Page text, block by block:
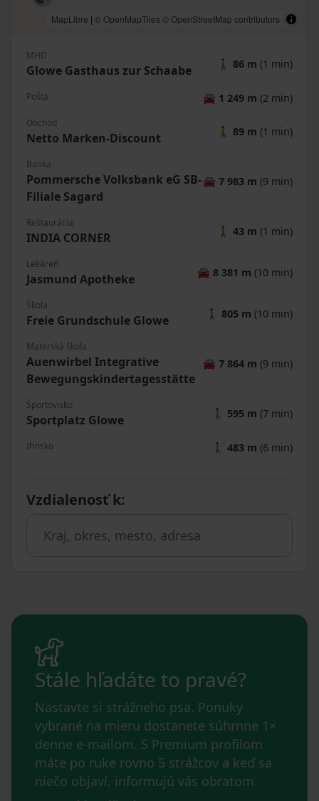
MapLibre | © OpenMapTiles © OpenStreetMap contributors
MHD
Glowe Gasthaus zur Schaabe 🚶 86 m (1 min)
Pošta 🚘 1 249 m (2 min)
Obchod
Netto Marken-Discount 🚶 89 m (1 min)
Banka
Pommersche Volksbank eG SB-
Filiale Sagard
🚘 7 983 m (9 min)
Reštaurácia
INDIA CORNER 🚶 43 m (1 min)
Lekáreň
Jasmund Apotheke 🚘 8 381 m (10 min)
Škola
Freie Grundschule Glowe 🚶 805 m (10 min)
Materská škola
Auenwirbel Integrative
Bewegungskindertagesstätte
🚘 7 864 m (9 min)
Športovisko
Sportplatz Glowe 🚶 595 m (7 min)
Ihrisko 🚶 483 m (6 min)
Vzdialenosť k:
Stále hľadáte to pravé?
Nastavte si strážneho psa. Ponuky
vybrané na mieru dostanete súhrnne 1×
denne e-mailom. S Premium profilom
máte po ruke rovno 5 strážcov a keď sa
niečo objaví, informujú vás obratom.